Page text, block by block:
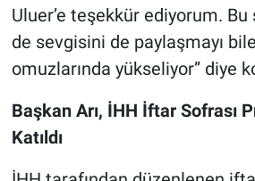
Uluer’e teşekkür ediyorum.
de sevgisini de paylaşmayı
omuzlarında yükseliyor” diye
Başkan Arı, İHH İftar Sofrası
Katıldı